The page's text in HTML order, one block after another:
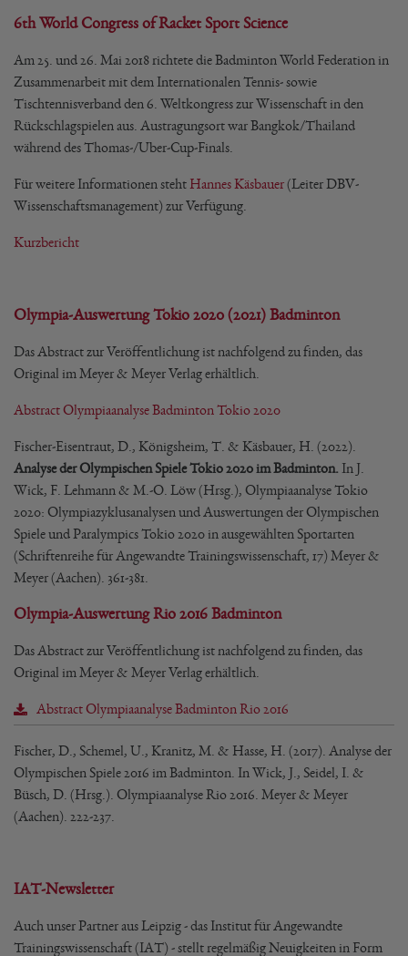
6th World Congress of Racket Sport Science
Am 25. und 26. Mai 2018 richtete die Badminton World Federation in
Zusammenarbeit mit dem Internationalen Tennis- sowie
Tischtennisverband den 6. Weltkongress zur Wissenschaft in den
Rückschlagspielen aus. Austragungsort war Bangkok/Thailand
während des Thomas-/Uber-Cup-Finals.
Für weitere Informationen steht Hannes Käsbauer(Leiter DBV-
Wissenschaftsmanagement) zur Verfügung.
Kurzbericht
Olympia-Auswertung Tokio 2020 (2021) Badminton
Das Abstract zur Veröffentlichung ist nachfolgend zu finden, das
Original im Meyer & Meyer Verlag erhältlich.
Abstract Olympiaanalyse Badminton Tokio 2020
Fischer-Eisentraut, D., Königsheim, T. & Käsbauer, H. (2022).
Analyse der Olympischen Spiele Tokio 2020 im Badminton. In J.
Wick, F. Lehmann & M.-O. Löw (Hrsg.), Olympiaanalyse Tokio
2020: Olympiazyklusanalysen und Auswertungen der Olympischen
Spiele und Paralympics Tokio 2020 in ausgewählten Sportarten
(Schriftenreihe für Angewandte Trainingswissenschaft, 17) Meyer &
Meyer (Aachen). 361-381.
Olympia-Auswertung Rio 2016 Badminton
Das Abstract zur Veröffentlichung ist nachfolgend zu finden, das
Original im Meyer & Meyer Verlag erhältlich.
Abstract Olympiaanalyse Badminton Rio 2016
Fischer, D., Schemel, U., Kranitz, M. & Hasse, H. (2017). Analyse der
Olympischen Spiele 2016 im Badminton. In Wick, J., Seidel, I. &
Büsch, D. (Hrsg.). Olympiaanalyse Rio 2016. Meyer & Meyer
(Aachen). 222-237.
IAT-Newsletter
Auch unser Partner aus Leipzig - das Institut für Angewandte
Trainingswissenschaft (IAT) - stellt regelmäßig Neuigkeiten in Form